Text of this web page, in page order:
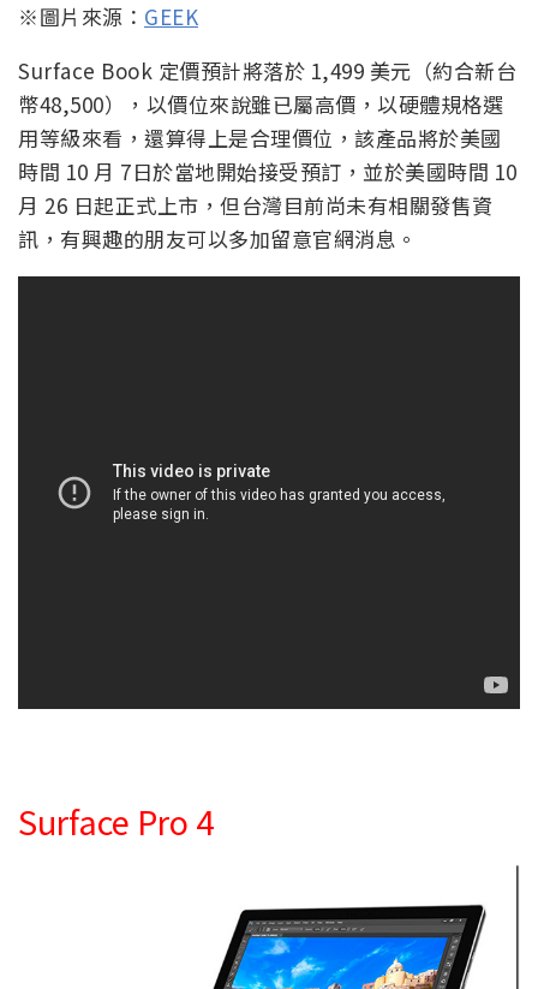
※圖片來源： GEEK
Surface Book 定價預計將落於 1,499 美元（約合新台
幣48,500），以價位來說雖已屬高價，以硬體規格選
用等級來看，還算得上是合理價位，該產品將於美國
時間 10 月 7日於當地開始接受預訂，並於美國時間 10
月 26 日起正式上市，但台灣目前尚未有相關發售資
訊，有興趣的朋友可以多加留意官網消息。
Surface Pro 4